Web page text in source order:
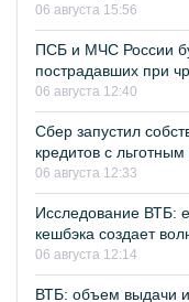
06 августа 15:56
ПСБ и МЧС России
пострадавших при
06 августа 12:40
Сбер запустил
кредитов с
06 августа 12:33
Исследование ВТБ:
кешбэка создает
06 августа 12:14
ВТБ: объем выдачи